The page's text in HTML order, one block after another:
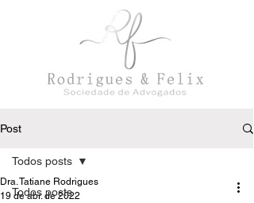
Post
Todos posts
Todos posts
Dra. Tatiane Rodrigues
19 de abr. de 2022